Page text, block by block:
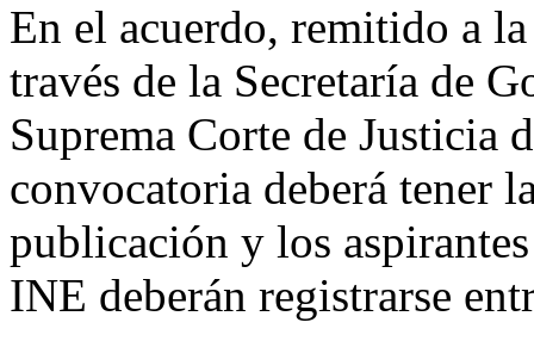
En el acuerdo, remitido a
través de la Secretaría de
Suprema Corte de Justicia
convocatoria deberá tener
publicación y los
INE deberán registrarse